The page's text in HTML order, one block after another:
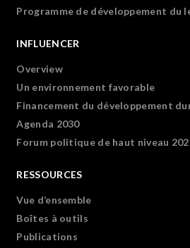
Programme de développement du
INFLUENCER
Overview
Un environnement favorable
Financement du développement
Agenda 2030
Forum politique de haut niveau
RESSOURCES
Vue d’ensemble
Boîtes à outils
Publications